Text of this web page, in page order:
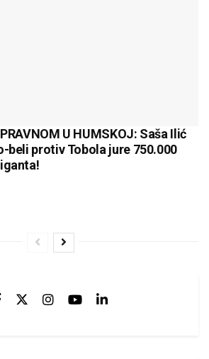
U HUMSKOJ: Saša Ilić
beli protiv Tobola jure 750.000